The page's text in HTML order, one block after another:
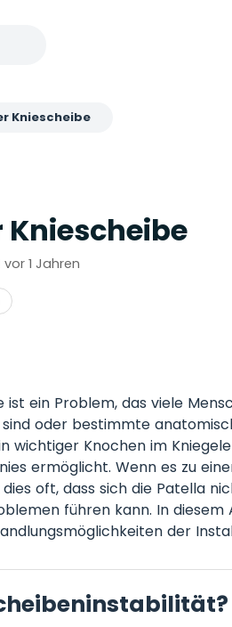
Kniescheibe
vor 1 Jahren
ist ein Problem, das viele
oder bestimmte
wichtiger Knochen im
ermöglicht. Wenn es zu
oft, dass sich die Patella
führen kann. In
der